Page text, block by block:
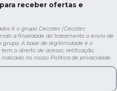
receber ofertas e
é o grupo Cecotec (Cecotec
a finalidade do tratamento o envio de
grupo. A base de legitimidade é o
o direito de acesso, retificação,
no nosso Política de privacidade